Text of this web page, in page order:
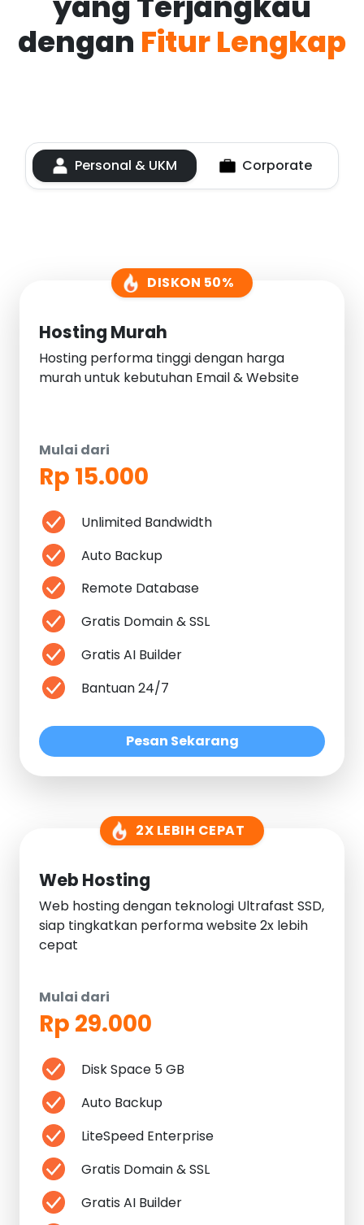
dengan Fitur Lengkap
Personal & UKM Corporate
DISKON 50%
Hosting Murah
Hosting performa tinggi dengan harga
murah untuk kebutuhan Email & Website
Mulai dari
Rp 15.000
Unlimited Bandwidth
Auto Backup
Remote Database
Gratis Domain & SSL
Gratis AI Builder
Bantuan 24/7
Pesan Sekarang
2X LEBIH CEPAT
Web Hosting
Web hosting dengan teknologi Ultrafast SSD,
siap tingkatkan performa website 2x lebih
cepat
Mulai dari
Rp 29.000
Disk Space 5 GB
Auto Backup
LiteSpeed Enterprise
Gratis Domain & SSL
Gratis AI Builder